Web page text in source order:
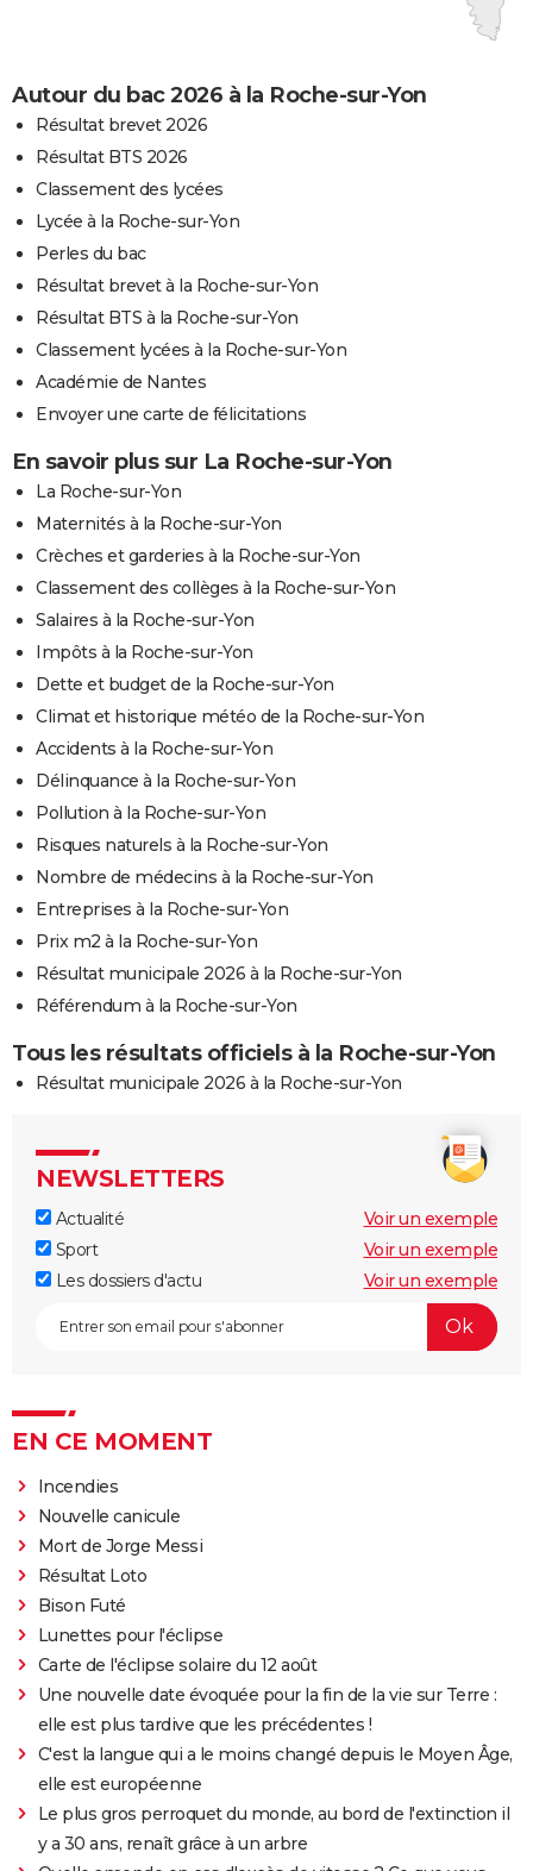
Autour du bac 2026 à la Roche-sur-Yon
Résultat brevet 2026
Résultat BTS 2026
Classement des lycées
Lycée à la Roche-sur-Yon
Perles du bac
Résultat brevet à la Roche-sur-Yon
Résultat BTS à la Roche-sur-Yon
Classement lycées à la Roche-sur-Yon
Académie de Nantes
Envoyer une carte de félicitations
En savoir plus sur La Roche-sur-Yon
La Roche-sur-Yon
Maternités à la Roche-sur-Yon
Crèches et garderies à la Roche-sur-Yon
Classement des collèges à la Roche-sur-Yon
Salaires à la Roche-sur-Yon
Impôts à la Roche-sur-Yon
Dette et budget de la Roche-sur-Yon
Climat et historique météo de la Roche-sur-Yon
Accidents à la Roche-sur-Yon
Délinquance à la Roche-sur-Yon
Pollution à la Roche-sur-Yon
Risques naturels à la Roche-sur-Yon
Nombre de médecins à la Roche-sur-Yon
Entreprises à la Roche-sur-Yon
Prix m2 à la Roche-sur-Yon
Résultat municipale 2026 à la Roche-sur-Yon
Référendum à la Roche-sur-Yon
Tous les résultats officiels à la Roche-sur-Yon
Résultat municipale 2026 à la Roche-sur-Yon
NEWSLETTERS
Actualité
Voir un exemple
Sport
Voir un exemple
Les dossiers d'actu
Voir un exemple
EN CE MOMENT
Incendies
Nouvelle canicule
Mort de Jorge Messi
Résultat Loto
Bison Futé
Lunettes pour l'éclipse
Carte de l'éclipse solaire du 12 août
Une nouvelle date évoquée pour la fin de la vie sur Terre :
elle est plus tardive que les précédentes !
C'est la langue qui a le moins changé depuis le Moyen Âge,
elle est européenne
Le plus gros perroquet du monde, au bord de l'extinction il
y a 30 ans, renaît grâce à un arbre